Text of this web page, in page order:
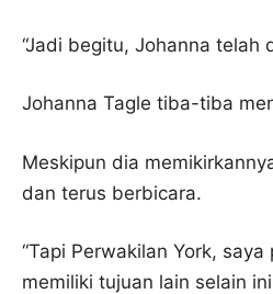
“Jadi begitu, Johanna telah
Johanna Tagle tiba-tiba
Meskipun dia
dan terus berbicara.
“Tapi Perwakilan York,
memiliki tujuan lain selain